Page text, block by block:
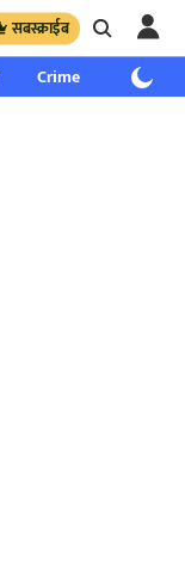
सबस्क्राईब
Crime साप्ताहिक